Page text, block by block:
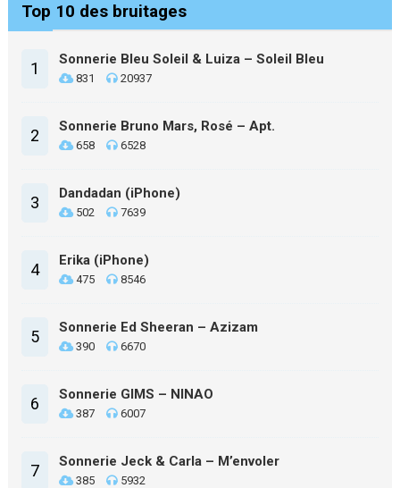
Top 10 des bruitages
1 Sonnerie Bleu Soleil & Luiza – Soleil Bleu
831 20937
2 Sonnerie Bruno Mars, Rosé – Apt.
658 6528
3 Dandadan (iPhone)
502 7639
4 Erika (iPhone)
475 8546
5 Sonnerie Ed Sheeran – Azizam
390 6670
6 Sonnerie GIMS – NINAO
387 6007
7 Sonnerie Jeck & Carla – M’envoler
385 5932